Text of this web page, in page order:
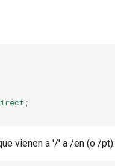
;
vienen a '/' a /en (o /pt):